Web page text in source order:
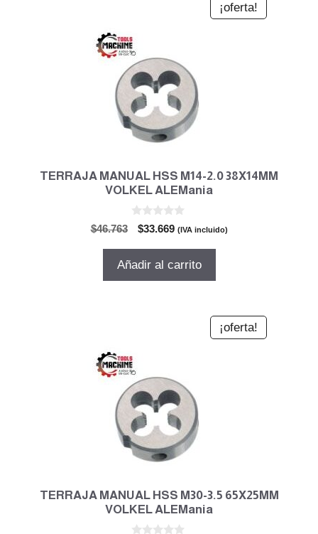
¡oferta!
TERRAJA MANUAL HSS M14-2.0 38X14MM
VOLKEL ALEMania
$46.763
El
original
$33.669El
actual
(IVA incluido)
Añadir al carrito
¡oferta!
TERRAJA MANUAL HSS M30-3.5 65X25MM
VOLKEL ALEMania